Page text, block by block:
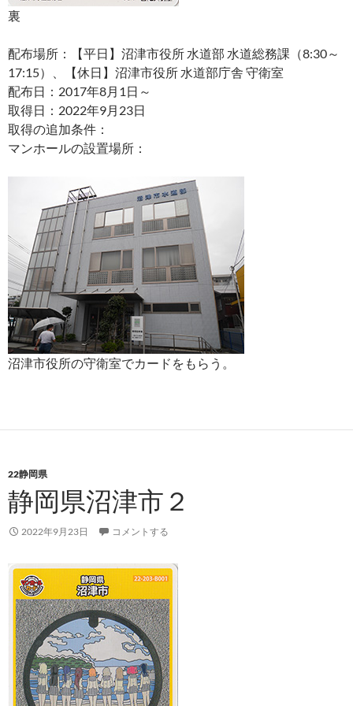
裏
配布場所：【平日】沼津市役所 水道部 水道総務課（8:30～
17:15）、【休日】沼津市役所 水道部庁舎 守衛室
配布日：2017年8月1日～
取得日：2022年9月23日
取得の追加条件：
マンホールの設置場所：
沼津市役所の守衛室でカードをもらう。
22静岡県
静岡県沼津市２
2022年9月23日 コメントする